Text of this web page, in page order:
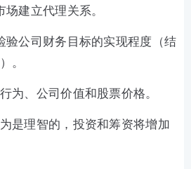
场建立代理关系。
验公司财务目标的实现程度（结
。
为、公司价值和股票价格。
是理智的，投资和筹资将增加